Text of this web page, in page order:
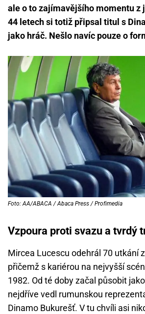
ale o to zajímavějšího momentu z
44 letech si totiž připsal titul s
jako hráč. Nešlo navíc pouze o
Foto: AA/ABACA / Abaca Press / Profimedia
Vzpoura proti svazu a tvrdý
Mircea Lucescu odehrál 70 utkání
přičemž s kariérou na nejvyšší
1982. Od té doby začal působit
nejdříve vedl rumunskou
Dinamo Bukurešť. V tu chvíli asi